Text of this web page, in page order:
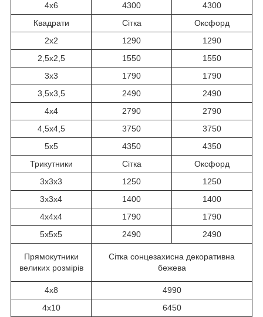
4x6
4300
4300
Квадрати
Сітка
Оксфорд
2x2
1290
1290
2,5x2,5
1550
1550
3x3
1790
1790
3,5x3,5
2490
2490
4x4
2790
2790
4,5х4,5
3750
3750
5x5
4350
4350
Трикутники
Сітка
Оксфорд
3x3x3
1250
1250
3x3x4
1400
1400
4x4x4
1790
1790
5x5x5
2490 2490
Прямокутники
великих розмірів
Сітка сонцезахисна декоративна
бежева
4x8
4990
4x10
6450